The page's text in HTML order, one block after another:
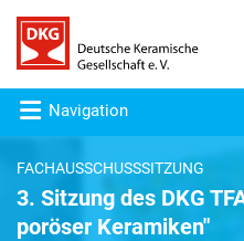
Navigation
FACHAUSSCHUSSSITZUNG
3. Sitzung des DKG
poröser Keramiken"